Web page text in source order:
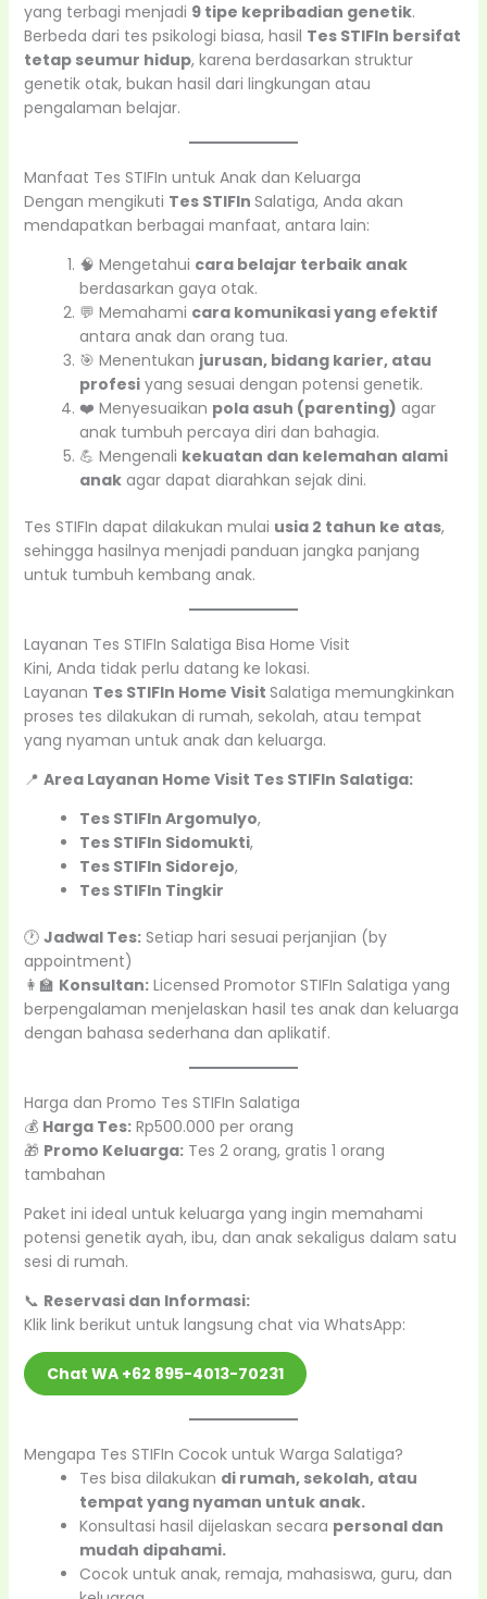
yang terbagi menjadi 9 tipe kepribadian genetik.
Berbeda dari tes psikologi biasa, hasil Tes STIFIn bersifat
tetap seumur hidup, karena berdasarkan struktur
genetik otak, bukan hasil dari lingkungan atau
pengalaman belajar.
Manfaat Tes STIFIn untuk Anak dan Keluarga
Dengan mengikuti Tes STIFIn Salatiga, Anda akan
mendapatkan berbagai manfaat, antara lain:
🧠 Mengetahui cara belajar terbaik anak
berdasarkan gaya otak.
💬 Memahami cara komunikasi yang efektif
antara anak dan orang tua.
🎯 Menentukan jurusan, bidang karier, atau
profesiyang sesuai dengan potensi genetik.
❤️ Menyesuaikan pola asuh (parenting) agar
anak tumbuh percaya diri dan bahagia.
💪 Mengenali kekuatan dan kelemahan alami
anakagar dapat diarahkan sejak dini.
Tes STIFIn dapat dilakukan mulai usia 2 tahun ke atas,
sehingga hasilnya menjadi panduan jangka panjang
untuk tumbuh kembang anak.
Layanan Tes STIFIn Salatiga Bisa Home Visit
Kini, Anda tidak perlu datang ke lokasi.
Layanan Tes STIFIn Home Visit Salatiga memungkinkan
proses tes dilakukan di rumah, sekolah, atau tempat
yang nyaman untuk anak dan keluarga.
📍 Area Layanan Home Visit Tes STIFIn Salatiga:
Tes STIFIn Argomulyo,
Tes STIFIn Sidomukti,
Tes STIFIn Sidorejo,
Tes STIFIn Tingkir
🕐 Jadwal Tes:Setiap hari sesuai perjanjian (by
appointment)
👩‍🏫 Konsultan:Licensed Promotor STIFIn Salatiga yang
berpengalaman menjelaskan hasil tes anak dan keluarga
dengan bahasa sederhana dan aplikatif.
Harga dan Promo Tes STIFIn Salatiga
💰 Harga Tes:Rp500.000 per orang
🎁 Promo Keluarga:Tes 2 orang, gratis 1 orang
tambahan
Paket ini ideal untuk keluarga yang ingin memahami
potensi genetik ayah, ibu, dan anak sekaligus dalam satu
sesi di rumah.
📞 Reservasi dan Informasi:
Klik link berikut untuk langsung chat via WhatsApp:
Chat WA +62 895-4013-70231
Mengapa Tes STIFIn Cocok untuk Warga Salatiga?
Tes bisa dilakukan di rumah, sekolah, atau
tempat yang nyaman untuk anak.
Konsultasi hasil dijelaskan secara personal dan
mudah dipahami.
Cocok untuk anak, remaja, mahasiswa, guru, dan